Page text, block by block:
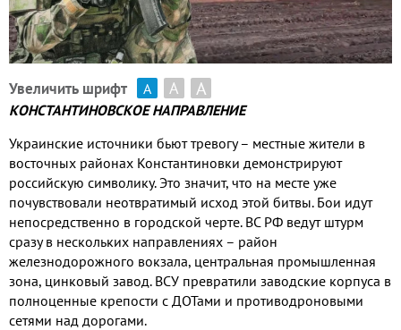
Увеличить шрифт А А А
КОНСТАНТИНОВСКОЕ НАПРАВЛЕНИЕ
Украинские источники бьют тревогу – местные жители в
восточных районах Константиновки демонстрируют
российскую символику.Это значит, что на месте уже
почувствовали неотвратимый исход этой битвы. Бои идут
непосредственно в городской черте. ВС РФ ведут штурм
сразу в нескольких направлениях – район
железнодорожного вокзала, центральная промышленная
зона, цинковый завод. ВСУ превратили заводские корпуса в
полноценные крепости с ДОТами и противодроновыми
сетями над дорогами.